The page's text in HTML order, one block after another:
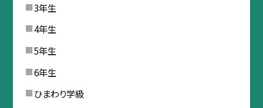
3年生
4年生
5年生
6年生
ひまわり学級